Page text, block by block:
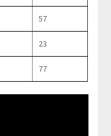
57
23
77